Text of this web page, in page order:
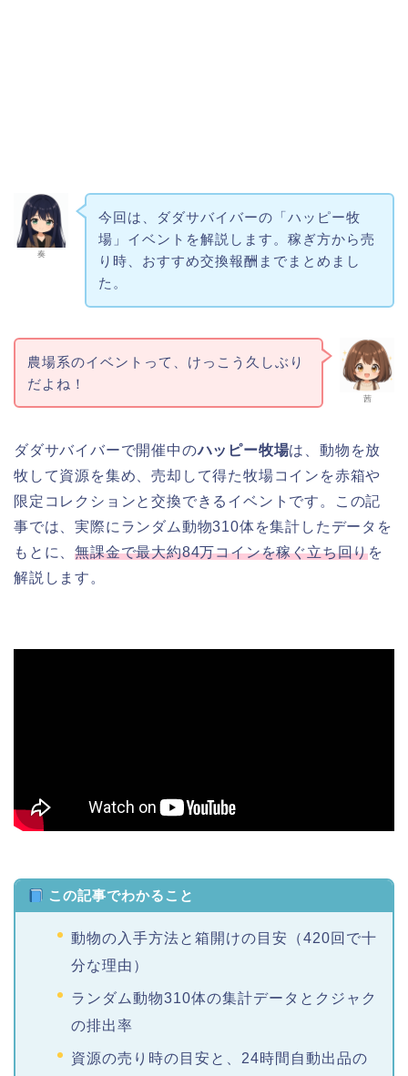
奏
今回は、ダダサバイバーの「ハッピー牧
場」イベントを解説します。稼ぎ方から売
り時、おすすめ交換報酬までまとめまし
た。
茜
農場系のイベントって、けっこう久しぶり
だよね！
ダダサバイバーで開催中のハッピー牧場は、動物を放
牧して資源を集め、売却して得た牧場コインを赤箱や
限定コレクションと交換できるイベントです。この記
事では、実際にランダム動物310体を集計したデータを
もとに、無課金で最大約84万コインを稼ぐ立ち回りを
解説します。
この記事でわかること
動物の入手方法と箱開けの目安（420回で十
分な理由）
ランダム動物310体の集計データとクジャク
の排出率
資源の売り時の目安と、24時間自動出品の